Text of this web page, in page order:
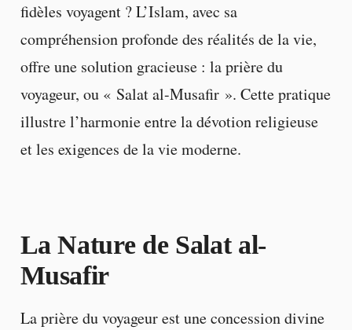
fidèles voyagent ? L’Islam, avec sa
compréhension profonde des réalités de la vie,
offre une solution gracieuse : la prière du
voyageur, ou « Salat al-Musafir ». Cette pratique
illustre l’harmonie entre la dévotion religieuse
et les exigences de la vie moderne.
La Nature de Salat al-
Musafir
La prière du voyageur est une concession divine